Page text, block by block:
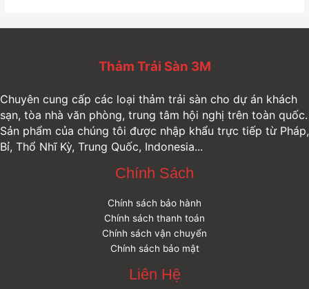
Thảm Trải Sàn 3M
Chuyên cung cấp các loại thảm trải sàn cho dự án khách
sạn, tòa nhà văn phòng, trung tâm hội nghị trên toàn quốc.
Sản phẩm của chúng tôi được nhập khẩu trực tiếp từ Pháp,
Bỉ, Thổ Nhĩ Kỳ, Trung Quốc, Indonesia...
Chính Sách
Chính sách bảo hành
Chính sách thanh toán
Chính sách vận chuyển
Chính sách bảo mật
Liên Hệ